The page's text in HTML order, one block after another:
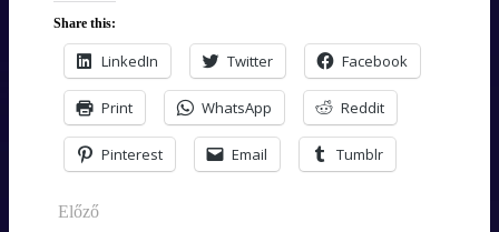
Share this:
LinkedIn Twitter Facebook
Print WhatsApp Reddit
Pinterest Email Tumblr
Előző